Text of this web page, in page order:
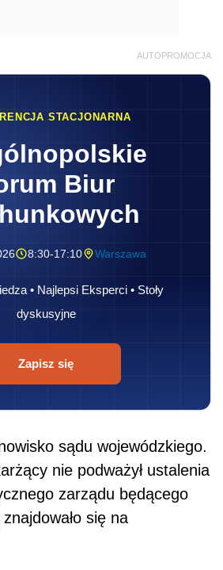
AUTOPROMOCJA
STACJONARNA
Biur
8:30-17:10 Warszawa
• Najlepsi Eksperci • Stoły
dyskusyjne
Zapisz się
sądu wojewódzkiego.
nie podważył ustalenia
zarządu będącego
się na